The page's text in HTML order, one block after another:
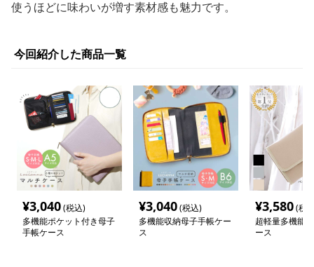
使うほどに味わいが増す素材感も魅力です。
今回紹介した商品一覧
¥3,040(税込)
多機能ポケット付き母子
手帳ケース
¥3,040(税込)
多機能収納母子手帳ケー
ス
¥3,580(税
超軽量多機能
ース